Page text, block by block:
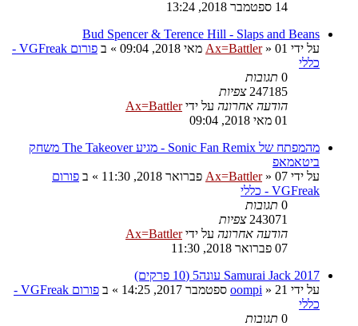
14 ספטמבר 2018, 13:24
Bud Spencer & Terence Hill - Slaps and Beans
על ידי
Ax=Battler» 01 מאי 2018, 09:04 » ב
פורום VGFreak -
כללי
0 תגובות
247185 צפיות
הודעה אחרונה על ידיAx=Battler
01 מאי 2018, 09:04
מהמפתח של Sonic Fan Remix - מגיע The Takeover משחק
ביטאמאפ
על ידי
Ax=Battler» 07 פברואר 2018, 11:30 » ב פורום
VGFreak - כללי
0 תגובות
243071 צפיות
הודעה אחרונה על ידיAx=Battler
07 פברואר 2018, 11:30
Samurai Jack 2017 עונה5 (10 פרקים)
על ידי
oompi » 21 ספטמבר 2017, 14:25 » ב
פורום VGFreak -
כללי
0 תגובות